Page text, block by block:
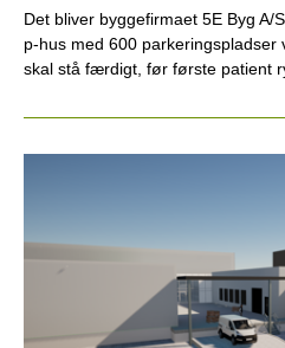
Det bliver byggefirmaet 5E Byg
p-hus med 600 parkeringspladser
skal stå færdigt, før første patient